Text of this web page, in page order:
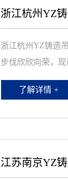
浙江杭州YZ
浙江杭州YZ铸造
步伐欣欣向荣，
了解详情 +
江苏南京YZ